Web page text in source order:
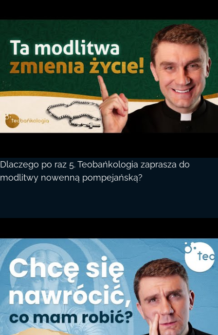
Dlaczego po raz 5. Teobańkologia zaprasza do
modlitwy nowenną pompejańską?